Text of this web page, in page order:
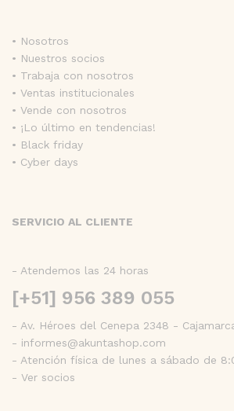
• Nosotros
• Nuestros socios
• Trabaja con nosotros
• Ventas institucionales
• Vende con nosotros
• ¡Lo último en tendencias!
• Black friday
• Cyber days
SERVICIO AL CLIENTE
- Atendemos las 24 horas
[+51] 956 389 055
- Av. Héroes del Cenepa 2348 -
- informes@akuntashop.com
- Atención física de lunes a sábado de
- Ver socios